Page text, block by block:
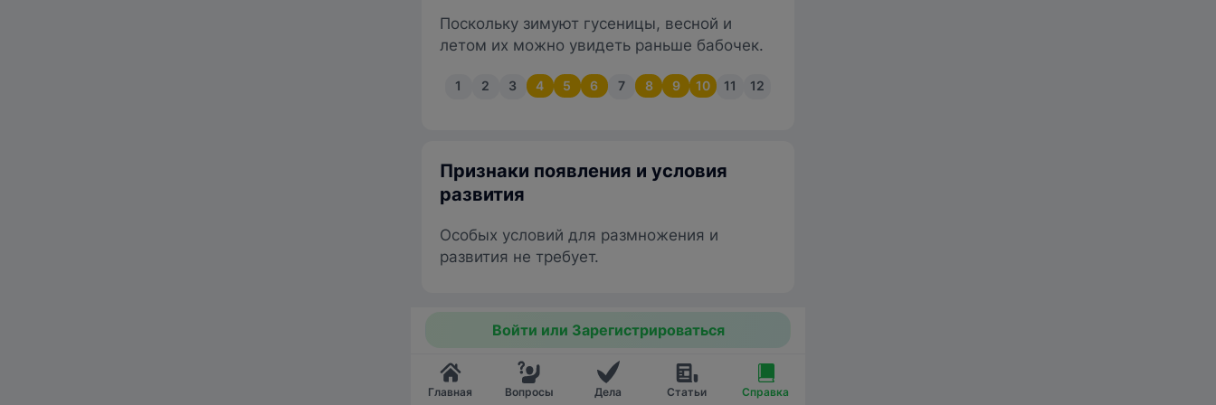
Поскольку зимуют гусеницы, весной и
летом их можно увидеть раньше бабочек.
1 2 3 4 5 6 7 8 9 10 11 12
Признаки появления и условия
развития
Особых условий для размножения и
развития не требует.
Войти или Зарегистрироваться
Главная Вопросы Дела Статьи Справка